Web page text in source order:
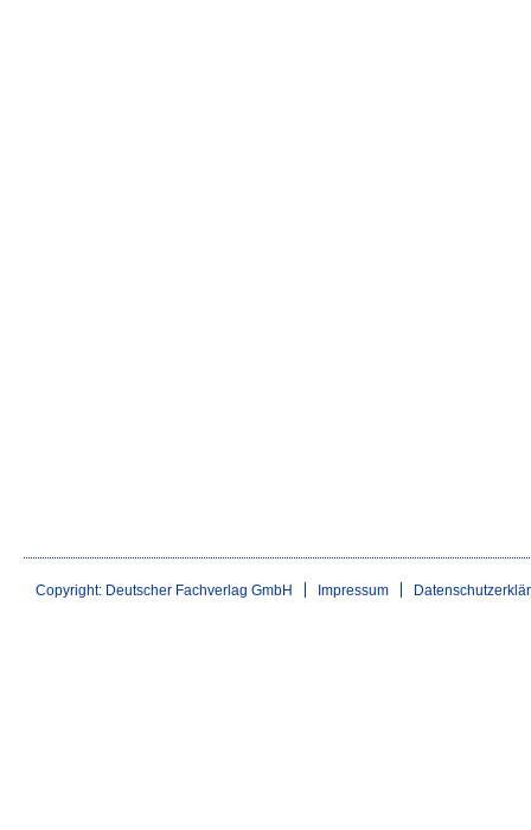
Copyright: Deutscher Fachverlag GmbH Impressum